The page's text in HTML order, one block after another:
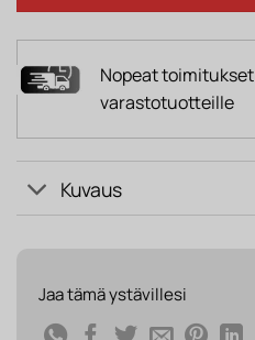
Nopeat toimitukset
varastotuotteille
Kuvaus
Jaa tämä ystävillesi